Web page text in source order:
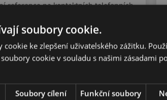
reference na kontaktních telefonních
soubory cookie.
ke zlepšení uživatelského zážitku.
cookie v souladu s našimi zásadami
Soubory cílení Funkční soubory